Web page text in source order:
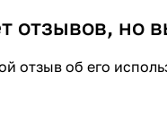
отзывов, но
отзыв об его